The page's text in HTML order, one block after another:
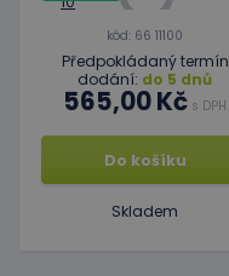
kód: 66 11100
Předpokládaný termín
dodání: do 5 dnů
565,00 Kč s DPH
Do košíku
Skladem